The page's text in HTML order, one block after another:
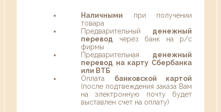
Наличными при получении
товара
Предварительный денежный
перевод через банк на р/с
фирмы
Предварительная денежный
перевод на карту Сбербанка
или ВТБ
Оплата банковской картой
(после подтвеждения заказа Вам
на электронную почту будет
выставлен счет на оплату)